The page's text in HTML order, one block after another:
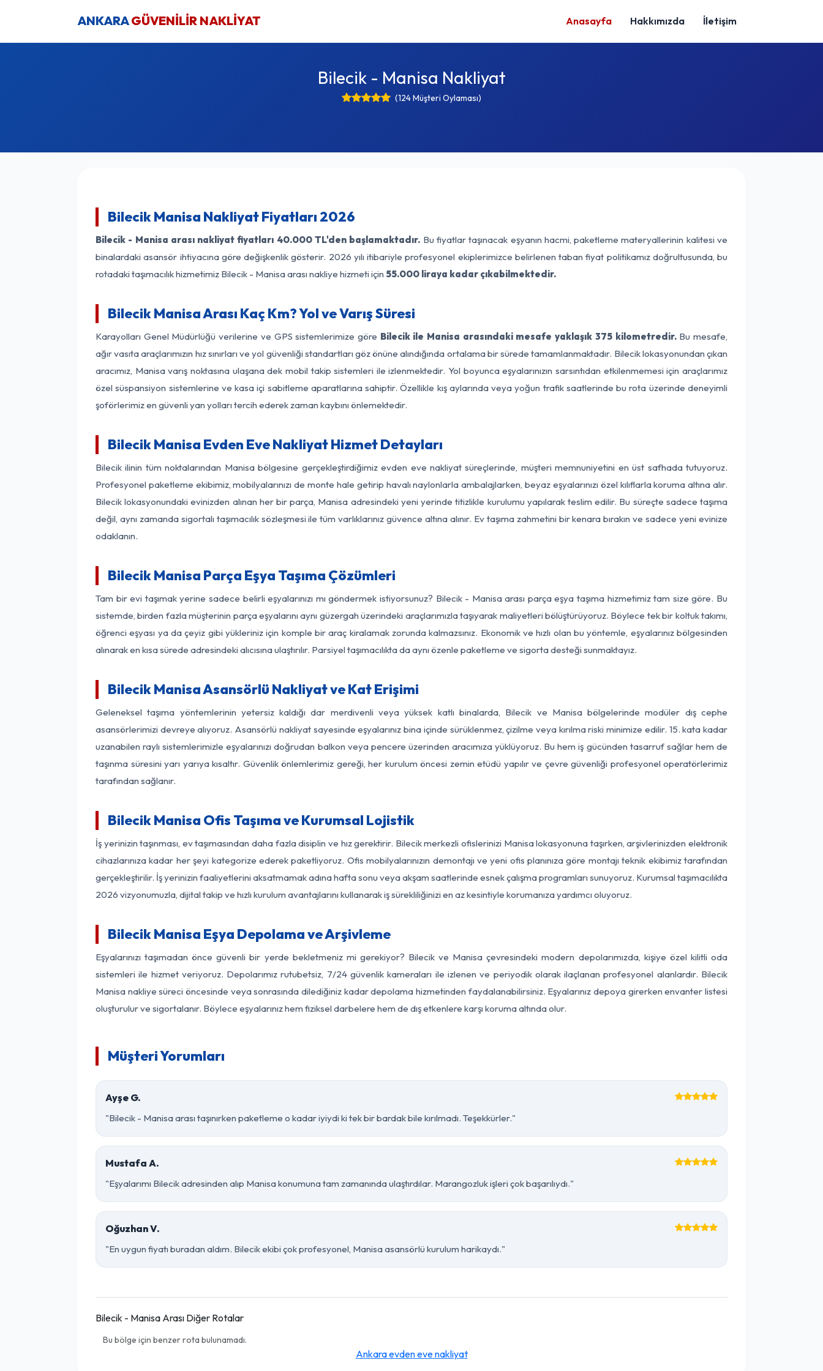
ANKARAGÜVENİLİR NAKLİYAT Anasayfa Hakkımızda İletişim
Bilecik - Manisa Nakliyat
(124 Müşteri Oylaması)
Bilecik Manisa Nakliyat Fiyatları 2026
Bilecik - Manisa arası nakliyat fiyatları 40.000 TL'den başlamaktadır. Bu fiyatlar taşınacak eşyanın hacmi, paketleme materyallerinin kalitesi ve
binalardaki asansör ihtiyacına göre değişkenlik gösterir. 2026 yılı itibariyle profesyonel ekiplerimizce belirlenen taban fiyat politikamız doğrultusunda, bu
rotadaki taşımacılık hizmetimiz Bilecik - Manisa arası nakliye hizmeti için 55.000 liraya kadar çıkabilmektedir.
Bilecik Manisa Arası Kaç Km? Yol ve Varış Süresi
Karayolları Genel Müdürlüğü verilerine ve GPS sistemlerimize göre Bilecik ile Manisa arasındaki mesafe yaklaşık 375 kilometredir.Bu mesafe,
ağır vasıta araçlarımızın hız sınırları ve yol güvenliği standartları göz önüne alındığında ortalama bir sürede tamamlanmaktadır. Bilecik lokasyonundan çıkan
aracımız, Manisa varış noktasına ulaşana dek mobil takip sistemleri ile izlenmektedir. Yol boyunca eşyalarınızın sarsıntıdan etkilenmemesi için araçlarımız
özel süspansiyon sistemlerine ve kasa içi sabitleme aparatlarına sahiptir. Özellikle kış aylarında veya yoğun trafik saatlerinde bu rota üzerinde deneyimli
şoförlerimiz en güvenli yan yolları tercih ederek zaman kaybını önlemektedir.
Bilecik Manisa Evden Eve Nakliyat Hizmet Detayları
Bilecik ilinin tüm noktalarından Manisa bölgesine gerçekleştirdiğimiz evden eve nakliyat süreçlerinde, müşteri memnuniyetini en üst safhada tutuyoruz.
Profesyonel paketleme ekibimiz, mobilyalarınızı de monte hale getirip havalı naylonlarla ambalajlarken, beyaz eşyalarınızı özel kılıflarla koruma altına alır.
Bilecik lokasyonundaki evinizden alınan her bir parça, Manisa adresindeki yeni yerinde titizlikle kurulumu yapılarak teslim edilir. Bu süreçte sadece taşıma
değil, aynı zamanda sigortalı taşımacılık sözleşmesi ile tüm varlıklarınız güvence altına alınır. Ev taşıma zahmetini bir kenara bırakın ve sadece yeni evinize
odaklanın.
Bilecik Manisa Parça Eşya Taşıma Çözümleri
Tam bir evi taşımak yerine sadece belirli eşyalarınızı mı göndermek istiyorsunuz? Bilecik - Manisa arası parça eşya taşıma hizmetimiz tam size göre. Bu
sistemde, birden fazla müşterinin parça eşyalarını aynı güzergah üzerindeki araçlarımızla taşıyarak maliyetleri bölüştürüyoruz. Böylece tek bir koltuk takımı,
öğrenci eşyası ya da çeyiz gibi yükleriniz için komple bir araç kiralamak zorunda kalmazsınız. Ekonomik ve hızlı olan bu yöntemle, eşyalarınız bölgesinden
alınarak en kısa sürede adresindeki alıcısına ulaştırılır. Parsiyel taşımacılıkta da aynı özenle paketleme ve sigorta desteği sunmaktayız.
Bilecik Manisa Asansörlü Nakliyat ve Kat Erişimi
Geleneksel taşıma yöntemlerinin yetersiz kaldığı dar merdivenli veya yüksek katlı binalarda, Bilecik ve Manisa bölgelerinde modüler dış cephe
asansörlerimizi devreye alıyoruz. Asansörlü nakliyat sayesinde eşyalarınız bina içinde sürüklenmez, çizilme veya kırılma riski minimize edilir. 15. kata kadar
uzanabilen raylı sistemlerimizle eşyalarınızı doğrudan balkon veya pencere üzerinden aracımıza yüklüyoruz. Bu hem iş gücünden tasarruf sağlar hem de
taşınma süresini yarı yarıya kısaltır. Güvenlik önlemlerimiz gereği, her kurulum öncesi zemin etüdü yapılır ve çevre güvenliği profesyonel operatörlerimiz
tarafından sağlanır.
Bilecik Manisa Ofis Taşıma ve Kurumsal Lojistik
İş yerinizin taşınması, ev taşımasından daha fazla disiplin ve hız gerektirir. Bilecik merkezli ofislerinizi Manisa lokasyonuna taşırken, arşivlerinizden elektronik
cihazlarınıza kadar her şeyi kategorize ederek paketliyoruz. Ofis mobilyalarınızın demontajı ve yeni ofis planınıza göre montajı teknik ekibimiz tarafından
gerçekleştirilir. İş yerinizin faaliyetlerini aksatmamak adına hafta sonu veya akşam saatlerinde esnek çalışma programları sunuyoruz. Kurumsal taşımacılıkta
2026 vizyonumuzla, dijital takip ve hızlı kurulum avantajlarını kullanarak iş sürekliliğinizi en az kesintiyle korumanıza yardımcı oluyoruz.
Bilecik Manisa Eşya Depolama ve Arşivleme
Eşyalarınızı taşımadan önce güvenli bir yerde bekletmeniz mi gerekiyor? Bilecik ve Manisa çevresindeki modern depolarımızda, kişiye özel kilitli oda
sistemleri ile hizmet veriyoruz. Depolarımız rutubetsiz, 7/24 güvenlik kameraları ile izlenen ve periyodik olarak ilaçlanan profesyonel alanlardır. Bilecik
Manisa nakliye süreci öncesinde veya sonrasında dilediğiniz kadar depolama hizmetinden faydalanabilirsiniz. Eşyalarınız depoya girerken envanter listesi
oluşturulur ve sigortalanır. Böylece eşyalarınız hem fiziksel darbelere hem de dış etkenlere karşı koruma altında olur.
Müşteri Yorumları
Ayşe G.
"Bilecik - Manisa arası taşınırken paketleme o kadar iyiydi ki tek bir bardak bile kırılmadı. Teşekkürler."
Mustafa A.
"Eşyalarımı Bilecik adresinden alıp Manisa konumuna tam zamanında ulaştırdılar. Marangozluk işleri çok başarılıydı."
Oğuzhan V.
"En uygun fiyatı buradan aldım. Bilecik ekibi çok profesyonel, Manisa asansörlü kurulum harikaydı."
Bilecik - Manisa Arası Diğer Rotalar
Bu bölge için benzer rota bulunamadı.
Ankara evden eve nakliyat